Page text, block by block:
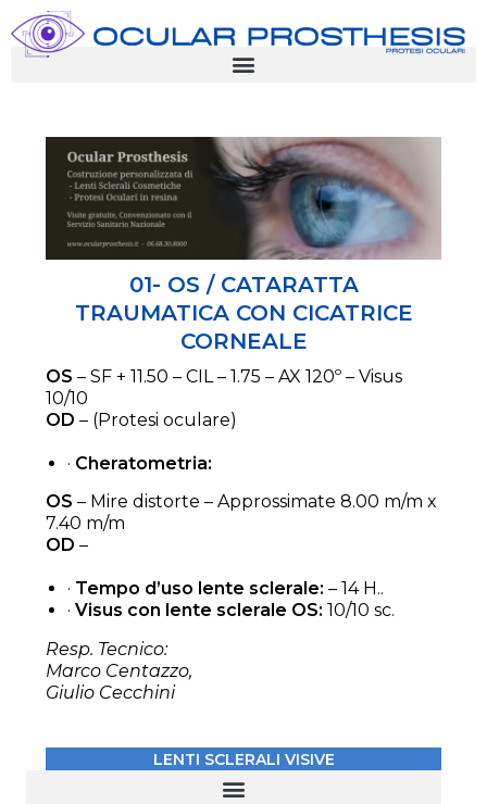
01- OS / CATARATTA
TRAUMATICA CON CICATRICE
CORNEALE
OS – SF + 11.50 – CIL – 1.75 – AX 120º – Visus
10/10
OD– (Protesi oculare)
· Cheratometria:
OS– Mire distorte – Approssimate 8.00 m/m x
7.40 m/m
OD–
· Tempo d’uso lente sclerale:– 14 H..
·Visus con lente sclerale OS: 10/10 sc.
Resp. Tecnico:
Marco Centazzo,
Giulio Cecchini
LENTI SCLERALI VISIVE